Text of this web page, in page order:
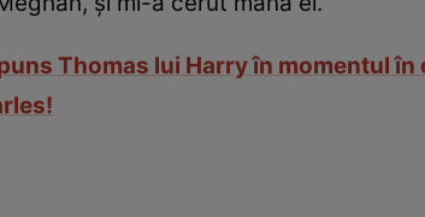
Thomas lui Harry în momentul